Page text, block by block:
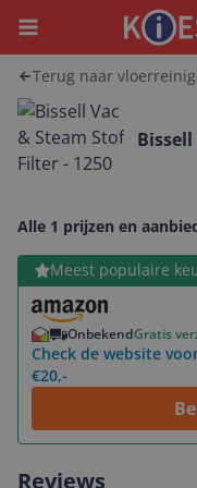
Menu
Terug naar
Bissell
Alle 1 prijzen en
Meest populaire
OnbekendGratis
Check de website
€20,-
Bekijk product
Reviews